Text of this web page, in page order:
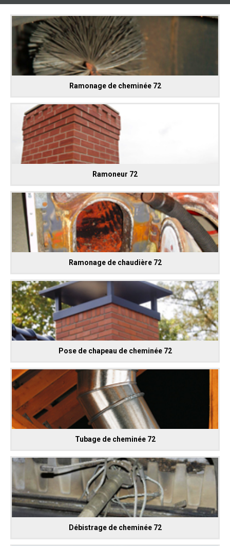
Ramonage de cheminée 72
Ramoneur 72
Ramonage de chaudière 72
Pose de chapeau de cheminée 72
Tubage de cheminée 72
Débistrage de cheminée 72